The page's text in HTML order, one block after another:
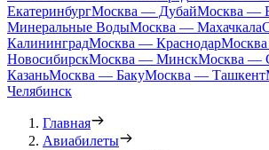
ЕкатеринбургМосква — ДубайМосква —
Минеральные ВодыМосква — Махачкала
КалининградМосква — Краснодар
НовосибирскМосква — МинскМосква —
КазаньМосква — БакуМосква — Ташкент
Челябинск
Главная
Авиабилеты